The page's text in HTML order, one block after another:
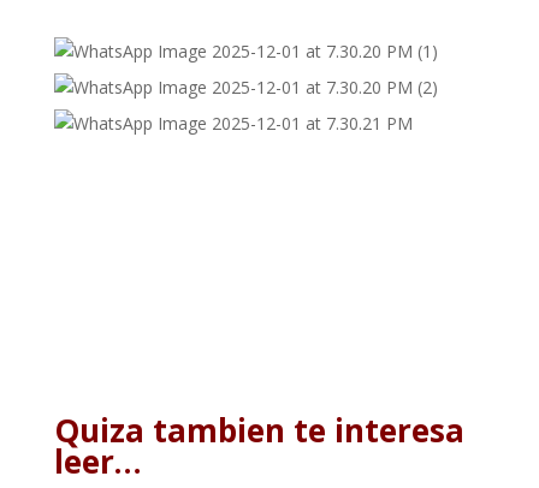
Quiza tambien te interesa
leer…